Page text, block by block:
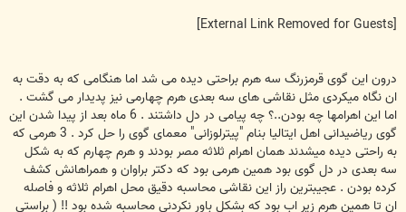
[External Link Removed for Guests]
درون این گوی قرمزرنگ سه هرم براحتی دیده می شد اما هنگامی که به دقت به
ان نگاه میکردی مثل نقاشی های سه بعدی هرم چهارمی نیز پدیدار می گشت .
اما این اهرامها چه بودن..؟ چه پیامی در دل داشتند . 6 ماه بعد از پیدا شدن این
گوی ریاضیدانی اهل ایتالیا بنام "پیترلوزانی" معمای گوی را حل کرد . 3 هرمی که
به راحتی دیده میشدند همان اهرام ثلاثه مصر بودند و هرم چهارم که به شکل
سه بعدی در دل گوی بود همین هرمی بود که دکتر براوان و همراهانش کشف
کرده بودن . عجیبترین راز این نقاشی محاسبه دقیق محل اهرام ثلاثه و فاصله
ان تا همین هرم زیر اب بود که بشکل باور نکردنی محاسبه شده بود !! ( براستی